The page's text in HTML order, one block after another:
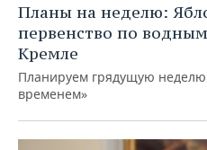
Планы на неделю:
первенство по
Кремле
Планируем грядущую
временем»